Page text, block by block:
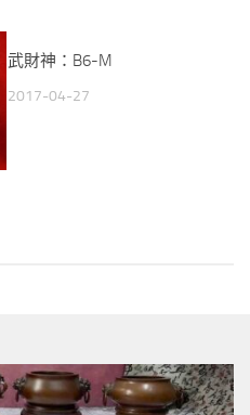
武財神：B6-M
2017-04-27